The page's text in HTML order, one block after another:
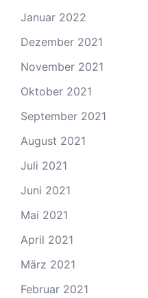
Januar 2022
Dezember 2021
November 2021
Oktober 2021
September 2021
August 2021
Juli 2021
Juni 2021
Mai 2021
April 2021
März 2021
Februar 2021